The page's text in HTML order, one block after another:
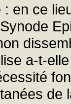
en ce
a-t-
de